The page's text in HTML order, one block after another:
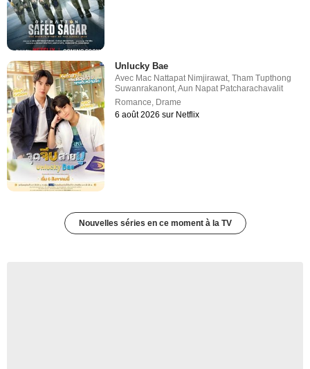
Unlucky Bae
Avec Mac Nattapat Nimjirawat,Tham Tupthong
Suwanrakanont,Aun Napat Patcharachavalit
Romance, Drame
6 août 2026 sur Netflix
Nouvelles séries en ce moment à la TV